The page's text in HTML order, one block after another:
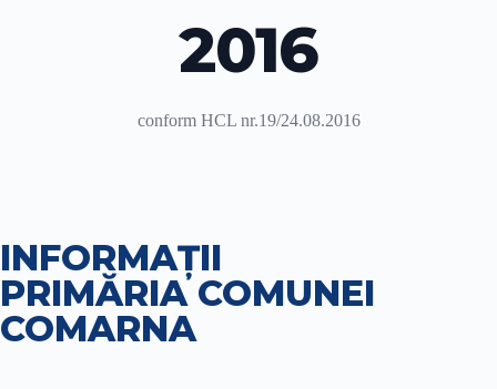
2016
conform HCL nr.19/24.08.2016
INFORMAȚII
PRIMĂRIA COMUNEI
COMARNA